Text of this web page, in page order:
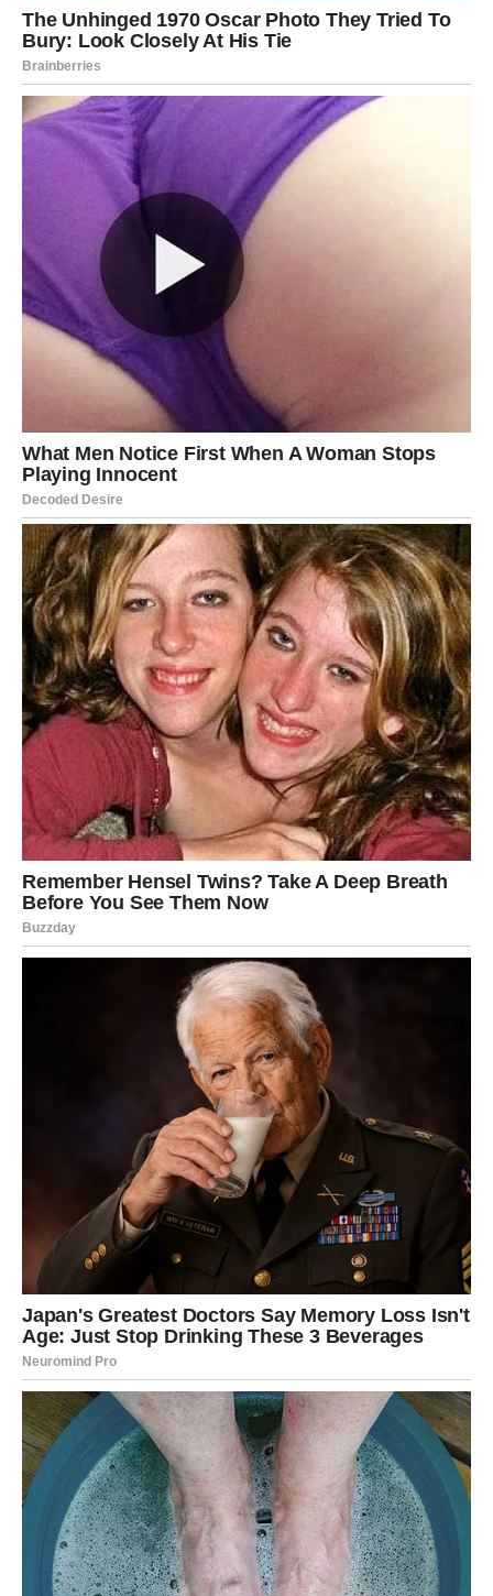
da prava ljubav zaista postoji.
Slobodne Ribe ulaze u period kada će biti gotovo
nemoguće ostati same. Novi susreti, dopisivanja i pozivi
smenjivaće se veoma brzo.
Jedna osoba koju ćete upoznati ili bolje upoznati upravo
oko ovog datuma mogla bi da postane vaša najveća
životna ljubav.